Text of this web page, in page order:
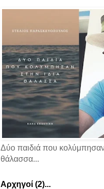
Δύο παιδιά που κολύμπησαν
θάλασσα...
Αρχηγοί (2)...